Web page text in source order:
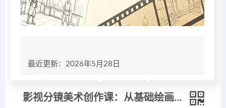
最近更新：2026年5月28日
影视分镜美术创作课：从基础绘画到镜头语言，掌握轴线调度武戏设计等影视创作技巧